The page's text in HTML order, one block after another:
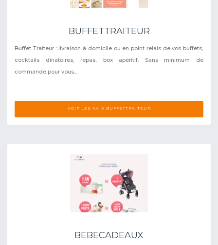
BUFFETTRAITEUR
Buffet Traiteur : livraison à domicile ou en point relais de vos buffets,
cocktails dînatoires, repas, box apéritif. Sans minimum de
commande pour vous...
VOIR LES AVIS BUFFETTRAITEUR
BEBECADEAUX